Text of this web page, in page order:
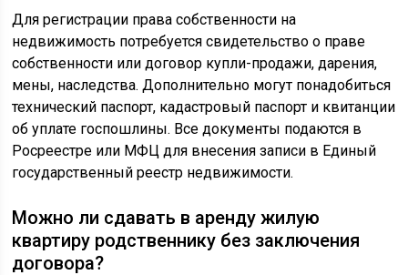
Для регистрации права собственности на
недвижимость потребуется свидетельство о праве
собственности или договор купли-продажи, дарения,
мены, наследства. Дополнительно могут понадобиться
технический паспорт, кадастровый паспорт и квитанции
об уплате госпошлины. Все документы подаются в
Росреестре или МФЦ для внесения записи в Единый
государственный реестр недвижимости.
Можно ли сдавать в аренду жилую
квартиру родственнику без заключения
договора?